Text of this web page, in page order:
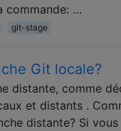
commande: …
git-stage
Git locale?
distante, comme
et distants .
distante? Si